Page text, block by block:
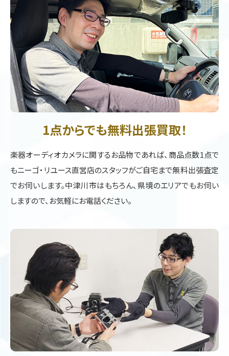
1点からでも無料出張買取！
楽器オーディオカメラに関するお品物であれば、商品点数1点で
もニーゴ・リユース直営店のスタッフがご自宅まで無料出張査定
でお伺いします。中津川市はもちろん、県境のエリアでもお伺い
しますので、お気軽にお電話ください。